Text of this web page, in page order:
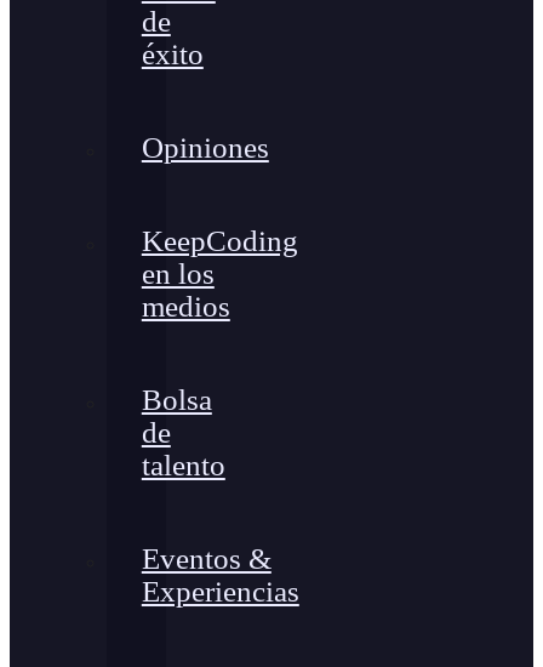
de
éxito
Opiniones
KeepCoding
en los
medios
Bolsa
de
talento
Eventos &
Experiencias